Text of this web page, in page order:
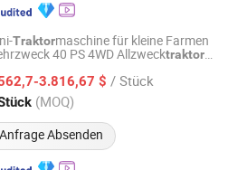
Traktormaschine für kleine Farmen
40 PS 4WD Allzwecktraktor
3.816,67 $ / Stück
(MOQ)
Anfrage Absenden
Equipment Co., Ltd.
Seit 2024